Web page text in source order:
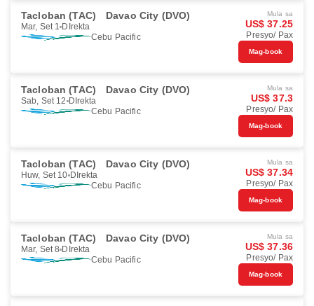
Tacloban (TAC) Davao City (DVO)
Mar, Set 1 DIrekta
Cebu Pacific
Mula sa
US$ 37.25
Presyo/ Pax
Mag-book
Tacloban (TAC) Davao City (DVO)
Sab, Set 12 DIrekta
Cebu Pacific
Mula sa
US$ 37.3
Presyo/ Pax
Mag-book
Tacloban (TAC) Davao City (DVO)
Huw, Set 10 DIrekta
Cebu Pacific
Mula sa
US$ 37.34
Presyo/ Pax
Mag-book
Tacloban (TAC) Davao City (DVO)
Mar, Set 8 DIrekta
Cebu Pacific
Mula sa
US$ 37.36
Presyo/ Pax
Mag-book